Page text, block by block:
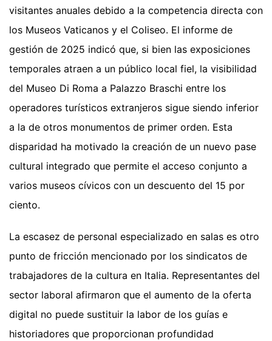
visitantes anuales debido a la competencia directa con
los Museos Vaticanos y el Coliseo. El informe de
gestión de 2025 indicó que, si bien las exposiciones
temporales atraen a un público local fiel, la visibilidad
del Museo Di Roma a Palazzo Braschi entre los
operadores turísticos extranjeros sigue siendo inferior
a la de otros monumentos de primer orden. Esta
disparidad ha motivado la creación de un nuevo pase
cultural integrado que permite el acceso conjunto a
varios museos cívicos con un descuento del 15 por
ciento.
La escasez de personal especializado en salas es otro
punto de fricción mencionado por los sindicatos de
trabajadores de la cultura en Italia. Representantes del
sector laboral afirmaron que el aumento de la oferta
digital no puede sustituir la labor de los guías e
historiadores que proporcionan profundidad